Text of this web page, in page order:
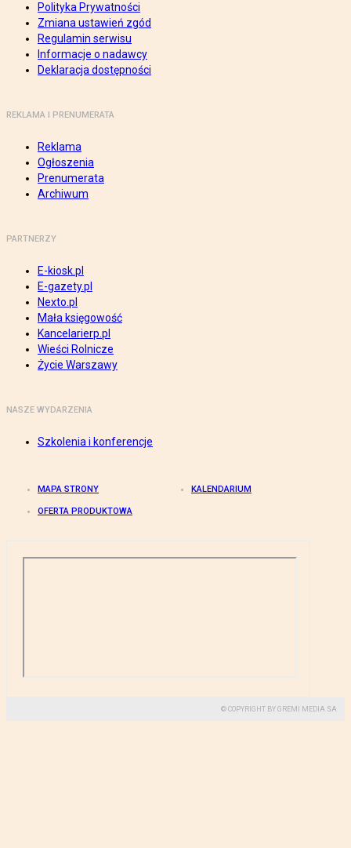
Polityka Prywatności
Zmiana ustawień zgód
Regulamin serwisu
Informacje o nadawcy
Deklaracja dostępności
REKLAMA I PRENUMERATA
Reklama
Ogłoszenia
Prenumerata
Archiwum
PARTNERZY
E-kiosk.pl
E-gazety.pl
Nexto.pl
Mała księgowość
Kancelarierp.pl
Wieści Rolnicze
Życie Warszawy
NASZE WYDARZENIA
Szkolenia i konferencje
MAPA STRONY KALENDARIUM
OFERTA PRODUKTOWA
© COPYRIGHT BY GREMI MEDIA SA